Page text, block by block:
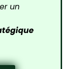
un